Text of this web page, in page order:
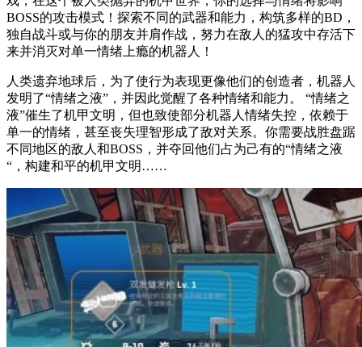
BOSS的攻击模式！探索不同的武器和能力，构筑多样的BD，
独自战斗或与你的朋友并肩作战，努力在敌人的猛攻中存活下
来并消灭对单一情绪上瘾的机器人！
人类遗弃地球后，为了使行为表现更像他们的创造者，机器人
发明了“情绪之液”，并因此觉醒了各种情绪和能力。 “情绪之
液”催生了机甲文明，但也致使部分机器人情绪失控，依赖于
单一的情绪，甚至丧失理智形成了敌对关系。你需要战胜盘踞
不同地区的敌人和BOSS，并夺回他们占为己有的“情绪之液
“，构建和平的机甲文明……